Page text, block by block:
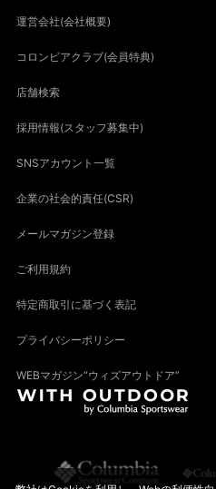
運営会社(会社概要)
コロンビアクラブ(会員特典)
店舗検索
採用情報(スタッフ募集中)
SNSアカウント一覧
企業の社会的責任(CSR)
メールマガジン登録
ご利用規約
特定商取引に基づく表記
プライバシーポリシー
WEBマガジン“ウィズアウトドア”